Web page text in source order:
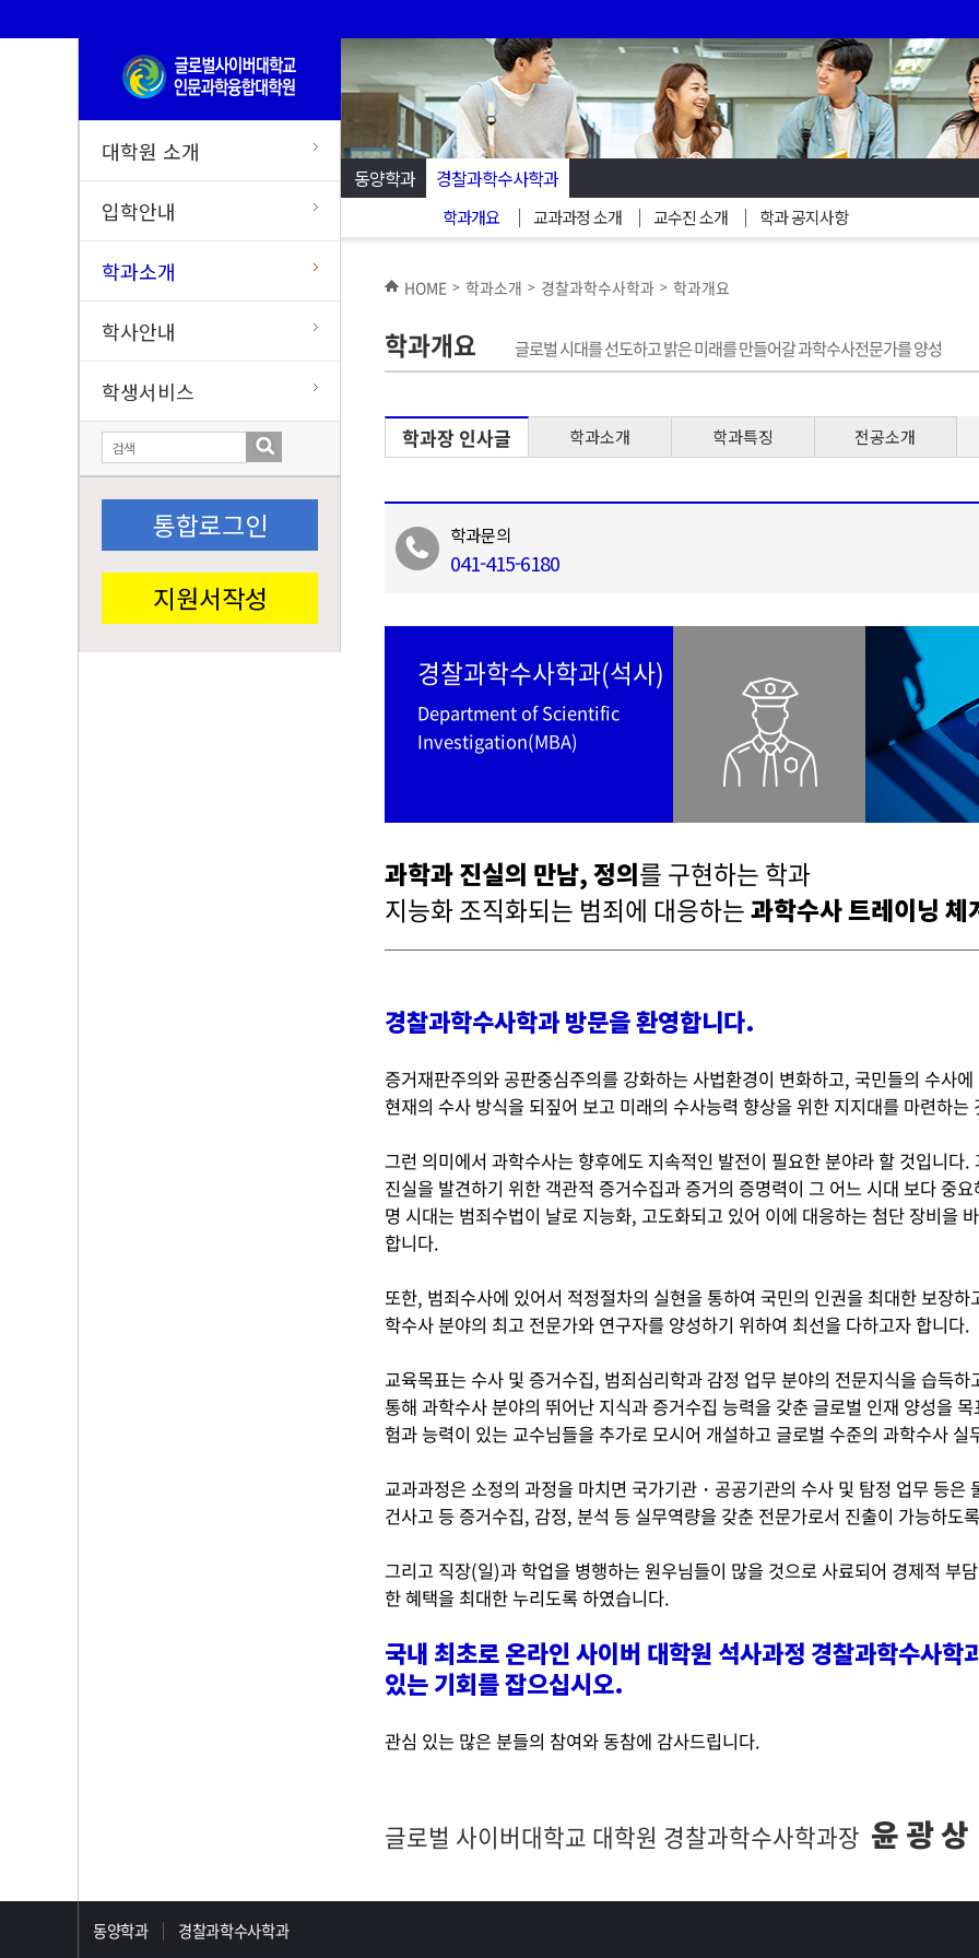
대학원 소개
입학안내
학과소개
학사안내
학생서비스
통합로그인
지원서작성
동양학과 경찰과학수사학과
학과개요 교과과정 소개 교수진 소개 학과 공지사항
HOME > 학과소개 > 경찰과학수사학과 > 학과개요
학과개요 글로벌 시대를 선도하고 밝은 미래를 만들어갈 과학수사전문가를 양성
학과장 인사글 학과소개 학과특징 전공소개
학과문의
041-415-6180
경찰과학수사학과(석사)
Department of Scientific
Investigation(MBA)
과학과 진실의 만남, 정의를 구현하는 학과
지능화 조직화되는 범죄에 대응하는과학수사 트레이닝 체
경찰과학수사학과 방문을 환영합니다.
증거재판주의와 공판중심주의를 강화하는 사법환경이 변화하고, 국민들의 수사
현재의 수사 방식을 되짚어 보고 미래의 수사능력 향상을 위한 지지대를 마련하
그런 의미에서 과학수사는 향후에도 지속적인 발전이 필요한 분야라 할 것입니다
진실을 발견하기 위한 객관적 증거수집과 증거의 증명력이 그 어느 시대 보다 중
명 시대는 범죄수법이 날로 지능화, 고도화되고 있어 이에 대응하는 첨단 장비을
합니다.
또한, 범죄수사에 있어서 적정절차의 실현을 통하여 국민의 인권을 최대한 보장
학수사 분야의 최고 전문가와 연구자를 양성하기 위하여 최선을 다하고자 합니다.
교육목표는 수사 및 증거수집, 범죄심리학과 감정 업무 분야의 전문지식을 습득
통해 과학수사 분야의 뛰어난 지식과 증거수집 능력을 갖춘 글로벌 인재 양성을
험과 능력이 있는 교수님들을 추가로 모시어 개설하고 글로벌 수준의 과학수사
교과과정은 소정의 과정을 마치면 국가기관・공공기관의 수사 및 탐정 업무 등
건사고 등 증거수집, 감정, 분석 등 실무역량을 갖춘 전문가로서 진출이 가능하도
그리고 직장(일)과 학업을 병행하는 원우님들이 많을 것으로 사료되어 경제적 부
한 혜택을 최대한 누리도록 하였습니다.
국내 최초로 온라인 사이버 대학원 석사과정 경찰과학수사학
있는 기회를 잡으십시오.
관심 있는 많은 분들의 참여와 동참에 감사드립니다.
글로벌 사이버대학교 대학원 경찰과학수사학과장 윤 광 상
동양학과 경찰과학수사학과